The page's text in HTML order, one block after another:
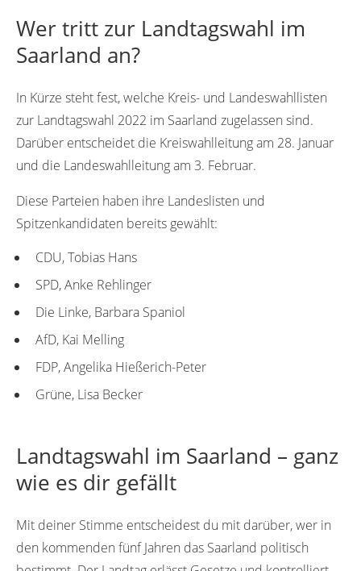
Wer tritt zur Landtagswahl im
Saarland an?
In Kürze steht fest, welche Kreis- und Landeswahllisten
zur Landtagswahl 2022 im Saarland zugelassen sind.
Darüber entscheidet die Kreiswahlleitung am 28. Januar
und die Landeswahlleitung am 3. Februar.
Diese Parteien haben ihre Landeslisten und
Spitzenkandidaten bereits gewählt:
CDU, Tobias Hans
SPD, Anke Rehlinger
Die Linke, Barbara Spaniol
AfD, Kai Melling
FDP, Angelika Hießerich-Peter
Grüne, Lisa Becker
Landtagswahl im Saarland – ganz
wie es dir gefällt
Mit deiner Stimme entscheidest du mit darüber, wer in
den kommenden fünf Jahren das Saarland politisch